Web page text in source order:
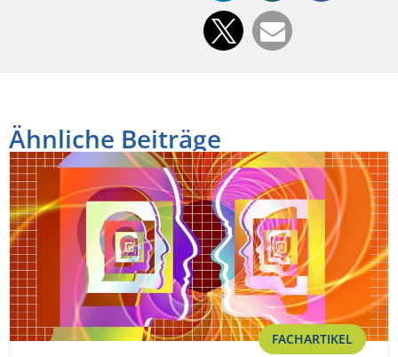
Ähnliche Beiträge
FACHARTIKEL